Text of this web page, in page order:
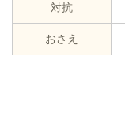
対抗
おさえ